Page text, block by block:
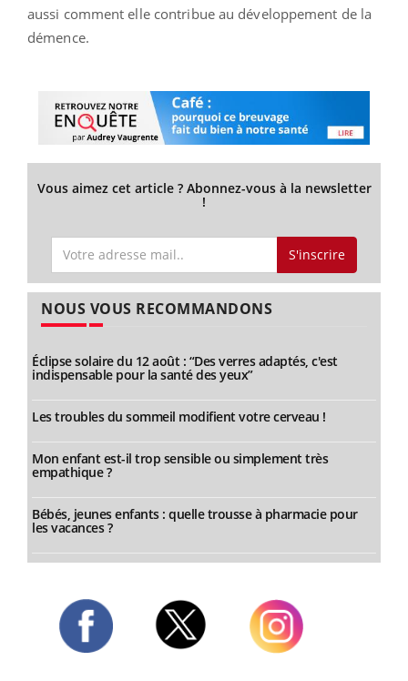
aussi comment elle contribue au développement de la
démence.
Vous aimez cet article ? Abonnez-vous à la newsletter
!
S'inscrire
NOUS VOUS RECOMMANDONS
Éclipse solaire du 12 août : “Des verres adaptés, c'est
indispensable pour la santé des yeux”
Les troubles du sommeil modifient votre cerveau !
Mon enfant est-il trop sensible ou simplement très
empathique ?
Bébés, jeunes enfants : quelle trousse à pharmacie pour
les vacances ?